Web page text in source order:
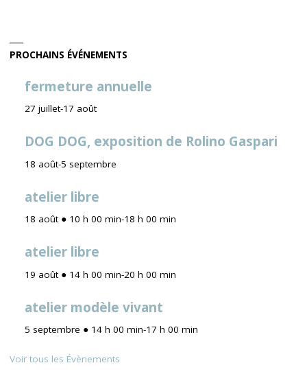
PROCHAINS ÉVÉNEMENTS
fermeture annuelle
27 juillet-17 août
DOG DOG, exposition de Rolino Gaspari
18 août-5 septembre
atelier libre
18 août ● 10 h 00 min-18 h 00 min
atelier libre
19 août ● 14 h 00 min-20 h 00 min
atelier modèle vivant
5 septembre ● 14 h 00 min-17 h 00 min
Voir tous les Évènements